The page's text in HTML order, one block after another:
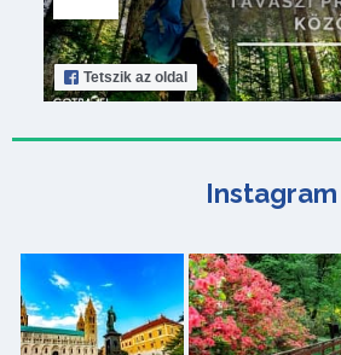
Tetszik az oldal
Instagram